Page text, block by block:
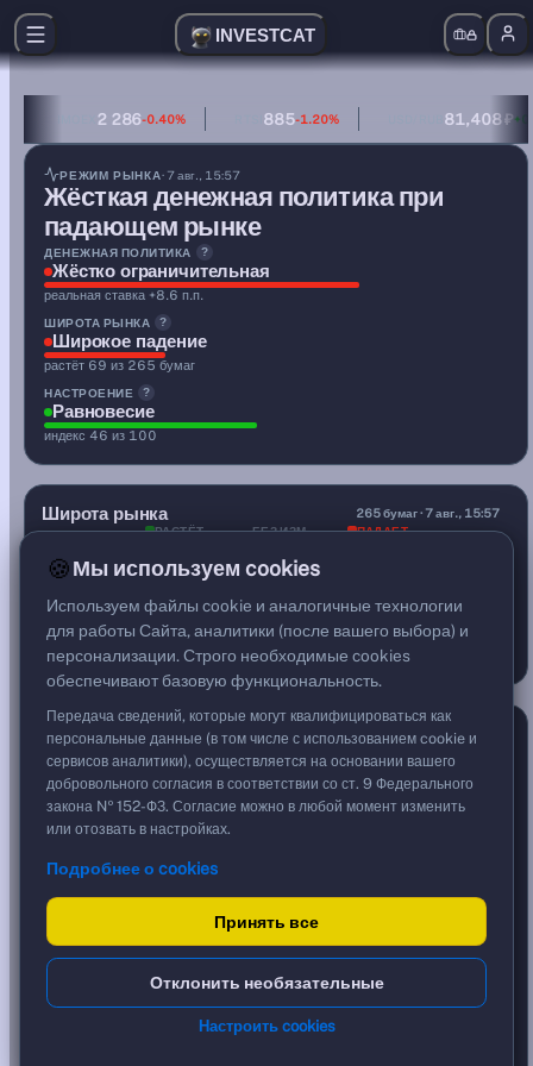
INVESTCAT
2 286-0.40% 885-1.20% 81,408 ₽
РЕЖИМ РЫНКА· 7 авг., 15:57
Жёсткая денежная политика при
падающем рынке
денежная политика — жёстко ограничительная
ДЕНЕЖНАЯ ПОЛИТИКА ?
Жёстко ограничительная
реальная ставка +8.6 п.п.
ШИРОТА РЫНКА
?
Широкое падение
растёт 69 из 265 бумаг
НАСТРОЕНИЕ
?
Равновесие
индекс 46 из 100
Широта рынка 265 бумаг · 7 авг., 15:57
0.39
РАСТЁТ
БЕЗ ИЗМ. ПАДАЕТ
ПРОДАЖИ ШИРЕ РЫНКА
ПОКАЗАТЕЛИ — ДОЛЯ БУМАГ
Выше MA200
Объём выше среднего
Индекс страха и жадности 7 авг., 15:57
46
0–44
НЕЙТРАЛЬНО
45–55 56–100
КОМПОНЕНТЫ — ОТКЛОНЕНИЕ ОТ НЕЙТРАЛИ
🍪Мы используем cookies
Используем файлы cookie и аналогичные технологии
для работы Сайта, аналитики (после вашего выбора) и
персонализации. Строго необходимые cookies
обеспечивают базовую функциональность.
Передача сведений, которые могут квалифицироваться как
персональные данные (в том числе с использованием cookie и
сервисов аналитики), осуществляется на основании вашего
добровольного согласия в соответствии со ст. 9 Федерального
закона № 152-ФЗ. Согласие можно в любой момент изменить
или отозвать в настройках.
Подробнее о cookies
Принять все
Отклонить необязательные
Настроить cookies